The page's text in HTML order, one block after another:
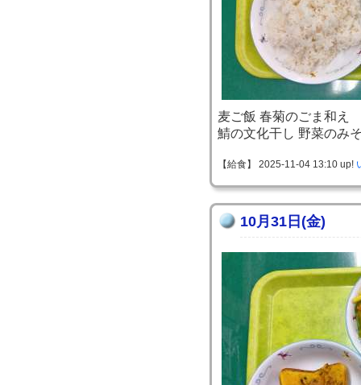
麦ご飯 春菊のごま和え
鯖の文化干し 野菜のみ
【給食】 2025-11-04 13:10 up!
10月31日(金)